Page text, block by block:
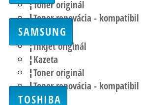
Toner originál
Toner renovácia - kompatibil
SAMSUNG
Inkjet originál
Kazeta
Toner originál
Toner renovácia - kompatibil
TOSHIBA